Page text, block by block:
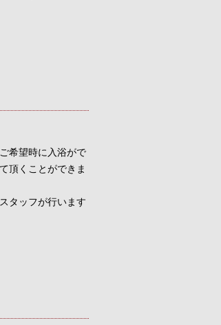
希望時に入浴がで
頂くことができま
タッフが行います